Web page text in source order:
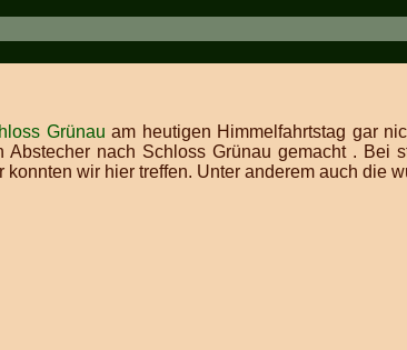
Grünau am heutigen Himmelfahrtstag gar
nach Schloss Grünau gemacht .
wir hier treffen. Unter anderem auch die